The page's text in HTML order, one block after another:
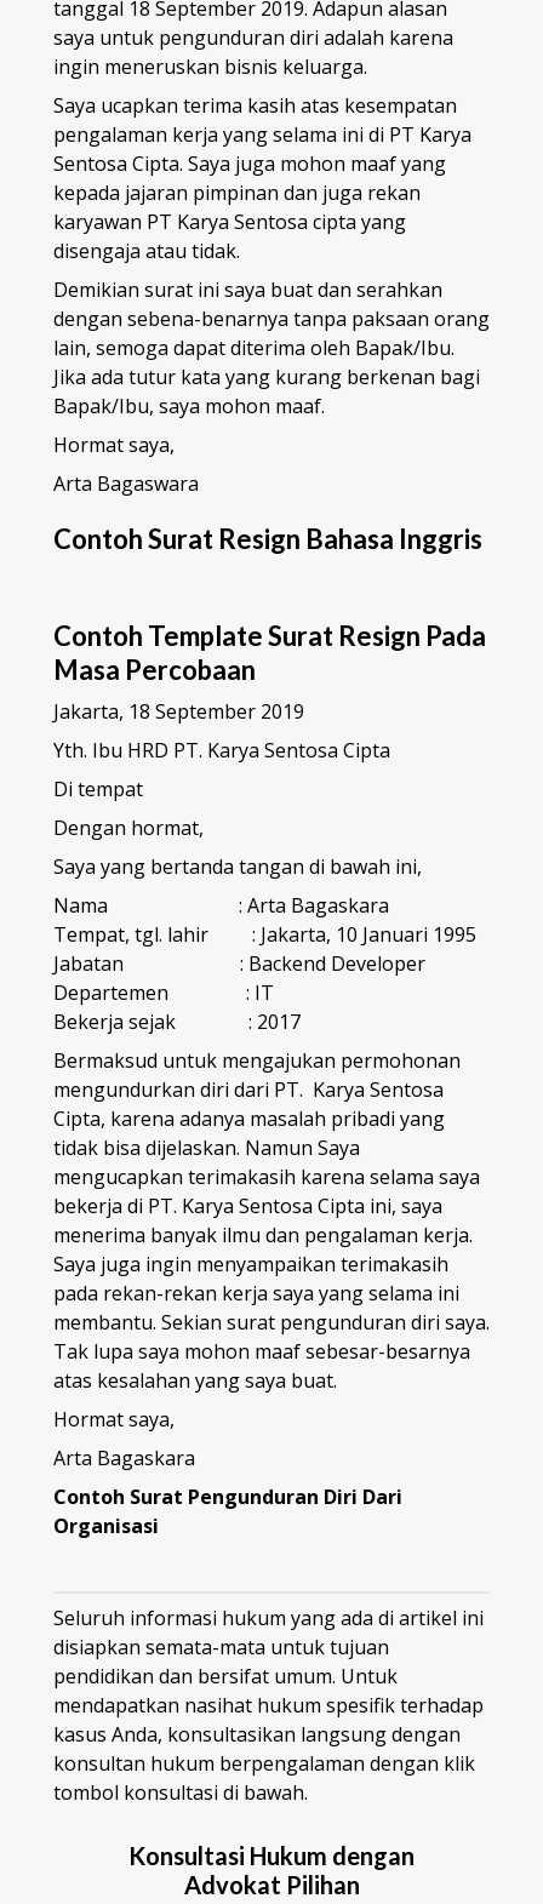
tanggal 18 September 2019. Adapun alasan
saya untuk pengunduran diri adalah karena
ingin meneruskan bisnis keluarga.
Saya ucapkan terima kasih atas kesempatan
pengalaman kerja yang selama ini di PT Karya
Sentosa Cipta. Saya juga mohon maaf yang
kepada jajaran pimpinan dan juga rekan
karyawan PT Karya Sentosa cipta yang
disengaja atau tidak.
Demikian surat ini saya buat dan serahkan
dengan sebena-benarnya tanpa paksaan orang
lain, semoga dapat diterima oleh Bapak/Ibu.
Jika ada tutur kata yang kurang berkenan bagi
Bapak/Ibu, saya mohon maaf.
Hormat saya,
Arta Bagaswara
Contoh Surat Resign Bahasa Inggris
Contoh Template Surat Resign Pada
Masa Percobaan
Jakarta, 18 September 2019
Yth. Ibu HRD PT. Karya Sentosa Cipta
Di tempat
Dengan hormat,
Saya yang bertanda tangan di bawah ini,
Nama : Arta Bagaskara
Tempat, tgl. lahir : Jakarta, 10 Januari 1995
Jabatan : Backend Developer
Departemen : IT
Bekerja sejak : 2017
Bermaksud untuk mengajukan permohonan
mengundurkan diri dari PT. Karya Sentosa
Cipta, karena adanya masalah pribadi yang
tidak bisa dijelaskan. Namun Saya
mengucapkan terimakasih karena selama saya
bekerja di PT. Karya Sentosa Cipta ini, saya
menerima banyak ilmu dan pengalaman kerja.
Saya juga ingin menyampaikan terimakasih
pada rekan-rekan kerja saya yang selama ini
membantu. Sekian surat pengunduran diri saya.
Tak lupa saya mohon maaf sebesar-besarnya
atas kesalahan yang saya buat.
Hormat saya,
Arta Bagaskara
Contoh Surat Pengunduran Diri Dari
Organisasi
Seluruh informasi hukum yang ada di artikel ini
disiapkan semata-mata untuk tujuan
pendidikan dan bersifat umum. Untuk
mendapatkan nasihat hukum spesifik terhadap
kasus Anda, konsultasikan langsung dengan
konsultan hukum berpengalaman dengan klik
tombol konsultasi di bawah.
Konsultasi Hukum dengan
Advokat Pilihan